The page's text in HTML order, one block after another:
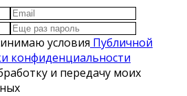
условия Публичной
конфиденциальности
и передачу моих